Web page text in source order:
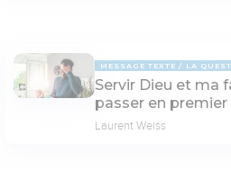
MESSAGE TEXTE LA
Servir Dieu et ma
passer en premier
Laurent Weiss